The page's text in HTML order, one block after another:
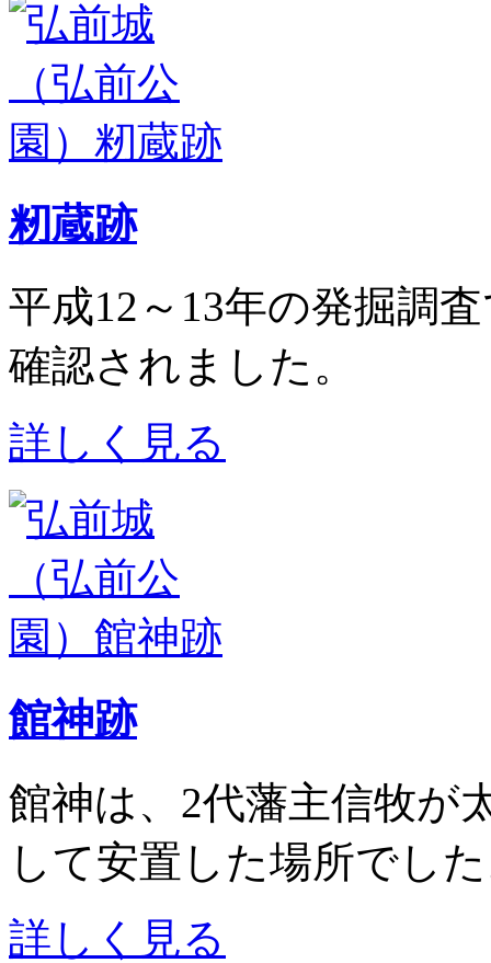
籾蔵跡
平成12～13年の発掘調
確認されました。
詳しく見る
館神跡
館神は、2代藩主信牧が
して安置した場所でし
詳しく見る